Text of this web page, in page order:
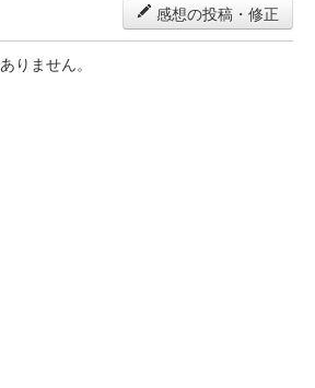
感想の投稿・修正
りません。